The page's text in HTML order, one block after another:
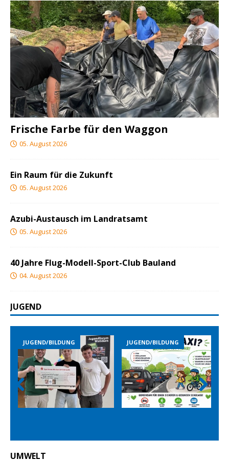
Frische Farbe für den Waggon
05. August 2026
Ein Raum für die Zukunft
05. August 2026
Azubi-Austausch im Landratsamt
05. August 2026
40 Jahre Flug-Modell-Sport-Club Bauland
04. August 2026
JUGEND
BILDUNG JUGEND/BILDUNG
Prev
ious
Nex
t
UMWELT